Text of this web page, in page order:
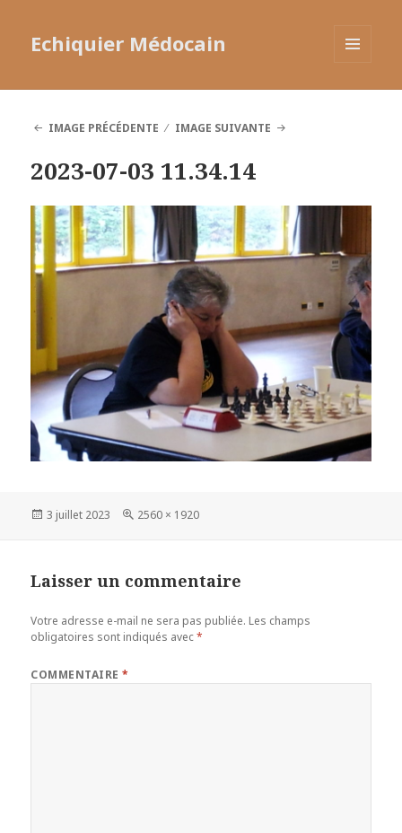
Echiquier Médocain
IMAGE PRÉCÉDENTE
IMAGE SUIVANTE
2023-07-03 11.34.14
Publié
3 juillet 2023
Taille
2560 × 1920
Laisser un commentaire
Votre adresse e-mail ne sera pas publiée. Les champs
obligatoires sont indiqués avec*
COMMENTAIRE*